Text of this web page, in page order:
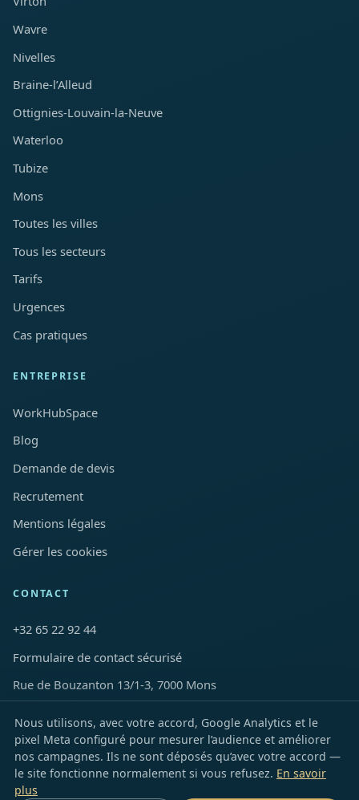
Wavre
Nivelles
Braine-l’Alleud
Ottignies-Louvain-la-Neuve
Waterloo
Tubize
Mons
Toutes les villes
Tous les secteurs
Tarifs
Urgences
Cas pratiques
ENTREPRISE
WorkHubSpace
Blog
Demande de devis
Recrutement
Mentions légales
Gérer les cookies
CONTACT
+32 65 22 92 44
Formulaire de contact sécurisé
Rue de Bouzanton 13/1-3, 7000 Mons
LinkedInFacebookInstagramYouTubeTikTokXSnapchat
Nous utilisons, avec votre accord, Google Analytics et le
pixel Meta configuré pour mesurer l’audience et améliorer
nos campagnes. Ils ne sont déposés qu’avec votre accord —
le site fonctionne normalement si vous refusez. En savoir
plus